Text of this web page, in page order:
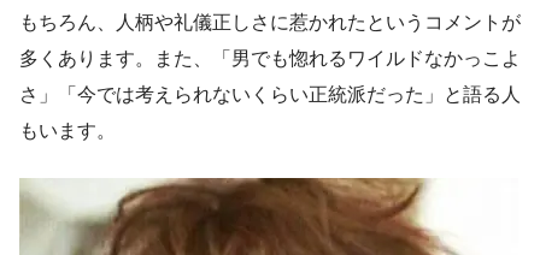
もちろん、人柄や礼儀正しさに惹かれたというコメントが
多くあります。また、「男でも惚れるワイルドなかっこよ
さ」「今では考えられないくらい正統派だった」と語る人
もいます。